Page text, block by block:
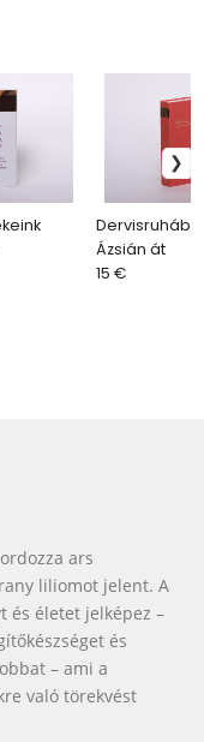
Ázsián át
15 €
ars
liliomot jelent. A
és életet jelképez –
és
– ami a
való törekvést